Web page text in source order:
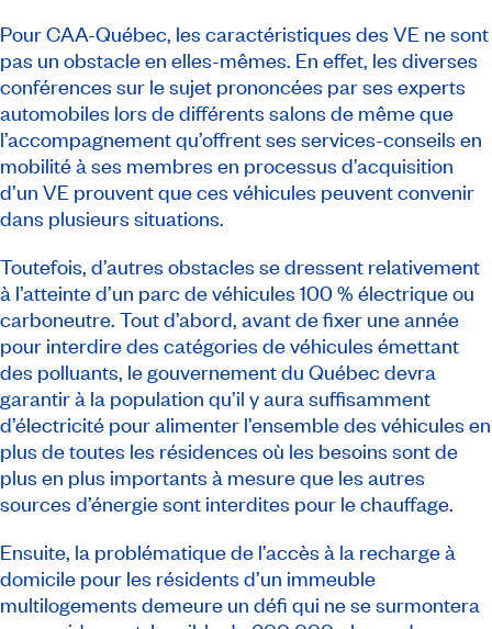
Pour CAA-Québec, les caractéristiques des VE ne sont
pas un obstacle en elles-mêmes. En effet, les diverses
conférences sur le sujet prononcées par ses experts
automobiles lors de différents salons de même que
l’accompagnement qu’offrent ses services-conseils en
mobilité à ses membres en processus d’acquisition
d’un VE prouvent que ces véhicules peuvent convenir
dans plusieurs situations.
Toutefois, d’autres obstacles se dressent relativement
à l’atteinte d’un parc de véhicules 100 % électrique ou
carboneutre. Tout d’abord, avant de fixer une année
pour interdire des catégories de véhicules émettant
des polluants, le gouvernement du Québec devra
garantir à la population qu’il y aura suffisamment
d’électricité pour alimenter l’ensemble des véhicules en
plus de toutes les résidences où les besoins sont de
plus en plus importants à mesure que les autres
sources d’énergie sont interdites pour le chauffage.
Ensuite, la problématique de l’accès à la recharge à
domicile pour les résidents d’un immeuble
multilogements demeure un défi qui ne se surmontera